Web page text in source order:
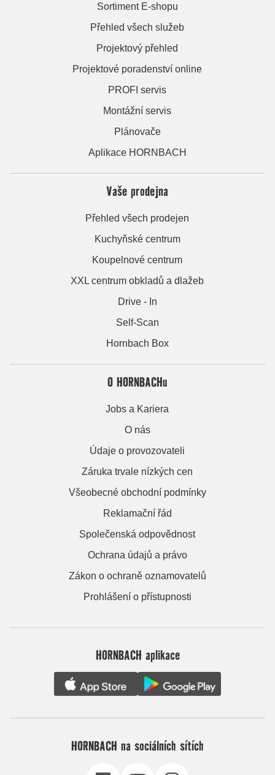
Sortiment E-shopu
Přehled všech služeb
Projektový přehled
Projektové poradenství online
PROFI servis
Montážní servis
Plánovače
Aplikace HORNBACH
Vaše prodejna
Přehled všech prodejen
Kuchyňské centrum
Koupelnové centrum
XXL centrum obkladů a dlažeb
Drive - In
Self-Scan
Hornbach Box
O HORNBACHu
Jobs a Kariera
O nás
Údaje o provozovateli
Záruka trvale nízkých cen
Všeobecné obchodní podmínky
Reklamační řád
Společenská odpovědnost
Ochrana údajů a právo
Zákon o ochraně oznamovatelů
Prohlášení o přístupnosti
HORNBACH aplikace
HORNBACH na sociálních sítích